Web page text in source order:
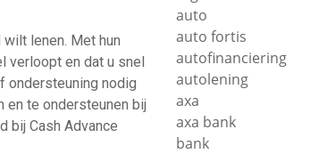
lenen. Met hun
verloopt en dat u snel
ondersteuning nodig
en te ondersteunen bij
bij Cash Advance
auto
auto fortis
autofinanciering
autolening
axa
axa bank
bank